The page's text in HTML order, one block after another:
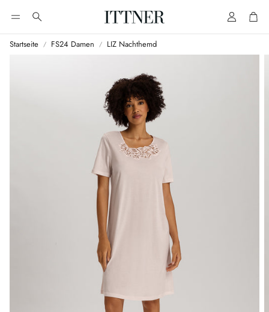
Suche AccountCart
Startseite FS24 Damen LIZ Nachthemd